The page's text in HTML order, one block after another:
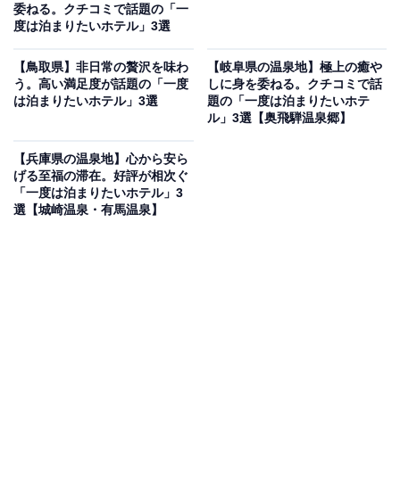
仙台 秋保温泉 華乃湯（画像：「仙台 秋保温泉 華乃湯」公式Webサイトよ
り）
「仙台 秋保温泉 華乃湯」は、名取川の清流を望むロケー
す。自慢の温泉は、湯量豊富な自家源泉を使用した「川
沿い露天風呂」や「山沿い露天風呂」など館内での湯め
ぐりが可能。食事は、新鮮な食材を活かした「創作・和
委ねる。クチコミで話題の「一
度は泊まりたいホテル」3選
【鳥取県】非日常の贅沢を味わ
う。高い満足度が話題の「一度
は泊まりたいホテル」3選
【岐阜県の温泉地】極上の癒や
しに身を委ねる。クチコミで話
題の「一度は泊まりたいホテ
ル」3選【奥飛騨温泉郷】
【兵庫県の温泉地】心から安ら
げる至福の滞在。好評が相次ぐ
「一度は泊まりたいホテル」3
選【城崎温泉・有馬温泉】